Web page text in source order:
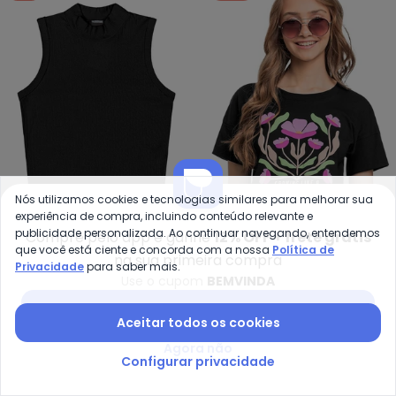
Outlet - Regata Canelada
Regata Canelada Gola
Alta Teen Feminino
OUTLET
Blusa Juvenil com Puff
-70%
-50%
Compre pelo app e ganhe12% OFF + frete grátis
na sua primeira compra
Nós utilizamos cookies e tecnologias similares para melhorar sua
experiência de compra, incluindo conteúdo relevante e
publicidade personalizada. Ao continuar navegando, entendemos
que você está ciente e concorda com a nossa Política de
Privacidadepara saber mais.
Aceitar todos os cookies
Configurar privacidade